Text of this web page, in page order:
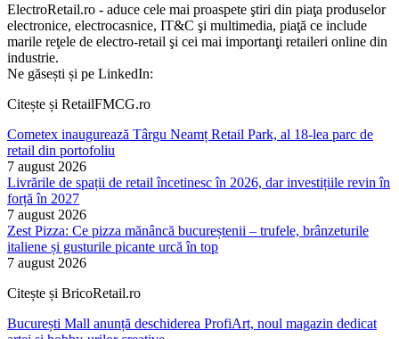
ElectroRetail.ro - aduce cele mai proaspete ştiri din piaţa produselor
electronice, electrocasnice, IT&C şi multimedia, piaţă ce include
marile reţele de electro-retail şi cei mai importanţi retaileri online din
industrie.
Ne găsești și pe LinkedIn:
Citește și RetailFMCG.ro
Cometex inaugurează Târgu Neamț Retail Park, al 18-lea parc de
retail din portofoliu
7 august 2026
Livrările de spații de retail încetinesc în 2026, dar investițiile revin în
forță în 2027
7 august 2026
Zest Pizza: Ce pizza mănâncă bucureștenii – trufele, brânzeturile
italiene și gusturile picante urcă în top
7 august 2026
Citește și BricoRetail.ro
București Mall anunță deschiderea ProfiArt, noul magazin dedicat